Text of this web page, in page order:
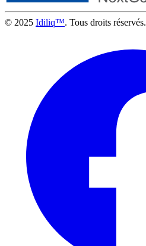
© 2025 Idiliq™. Tous droits réservés.